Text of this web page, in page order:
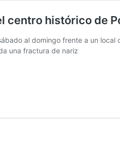
centro histórico de
al domingo frente a un
una fractura de nariz